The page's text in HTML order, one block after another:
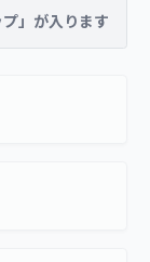
」が入ります